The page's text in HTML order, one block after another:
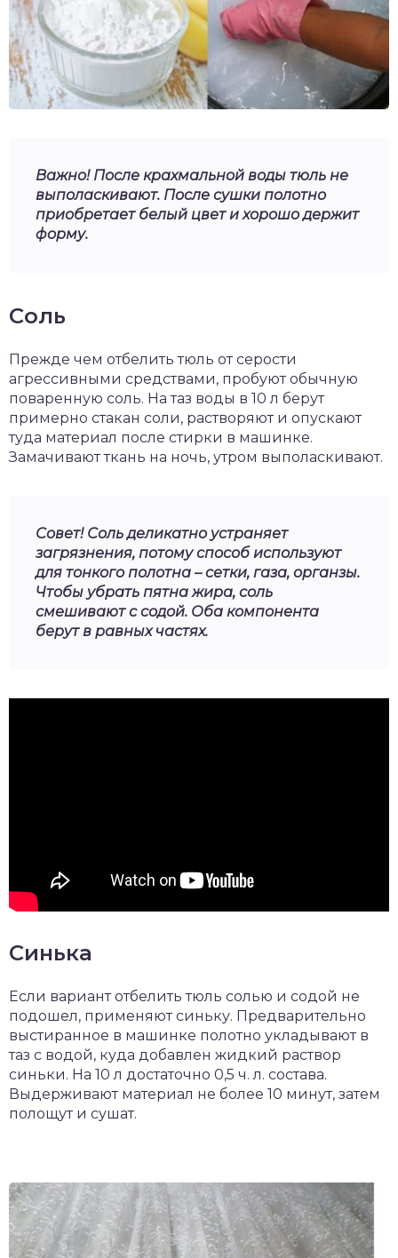
Важно! После крахмальной воды тюль не
выполаскивают. После сушки полотно
приобретает белый цвет и хорошо держит
форму.
Соль
Прежде чем отбелить тюль от серости
агрессивными средствами, пробуют обычную
поваренную соль. На таз воды в 10 л берут
примерно стакан соли, растворяют и опускают
туда материал после стирки в машинке.
Замачивают ткань на ночь, утром выполаскивают.
Совет! Соль деликатно устраняет
загрязнения, потому способ используют
для тонкого полотна – сетки, газа, органзы.
Чтобы убрать пятна жира, соль
смешивают с содой. Оба компонента
берут в равных частях.
Синька
Если вариант отбелить тюль солью и содой не
подошел, применяют синьку. Предварительно
выстиранное в машинке полотно укладывают в
таз с водой, куда добавлен жидкий раствор
синьки. На 10 л достаточно 0,5 ч. л. состава.
Выдерживают материал не более 10 минут, затем
полощут и сушат.